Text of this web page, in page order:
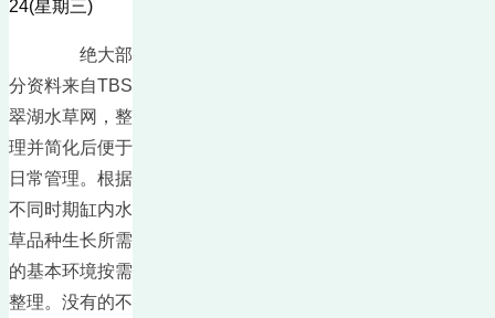
24(星期三)
绝大部
分资料来自TBS
翠湖水草网，整
理并简化后便于
日常管理。根据
不同时期缸内水
草品种生长所需
的基本环境按需
整理。没有的不